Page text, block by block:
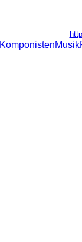
KomponistenMusik